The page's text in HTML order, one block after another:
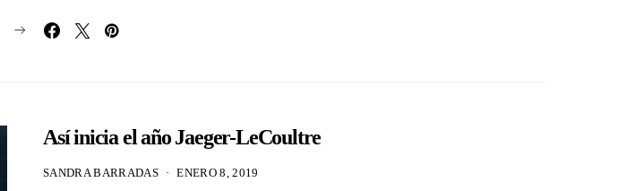
Así inicia el año Jaeger-LeCoultre
SANDRA BARRADAS ENERO 8, 2019